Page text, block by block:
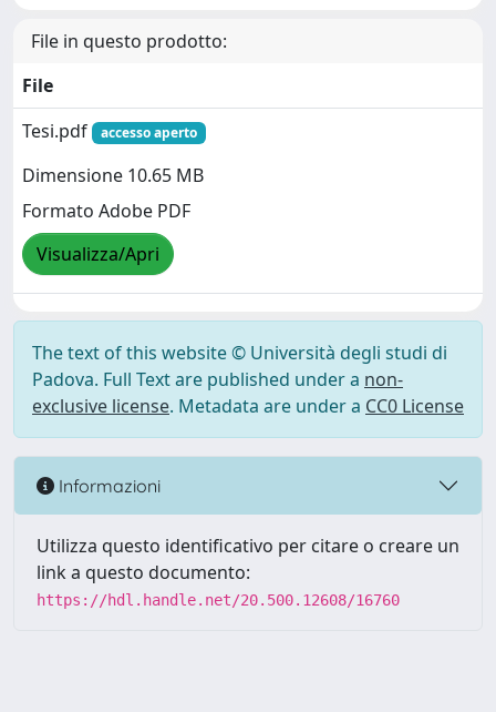
File in questo prodotto:
File
Tesi.pdf
accesso aperto
Dimensione 10.65 MB
Formato Adobe PDF
Visualizza/Apri
The text of this website © Università degli studi di
Padova. Full Text are published under a non-
exclusive license. Metadata are under a CC0 License
Informazioni
Utilizza questo identificativo per citare o creare un
link a questo documento:
https://hdl.handle.net/20.500.12608/16760